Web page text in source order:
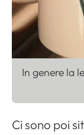
In genere la
Ci sono poi